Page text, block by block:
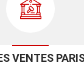
VENTES